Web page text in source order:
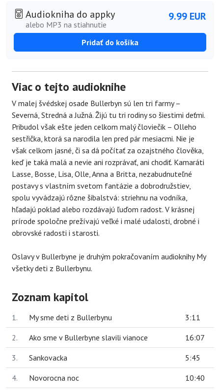
Audiokniha do appky
alebo MP3 na stiahnutie
9.99 EUR
Pridať do košíka
Viac o tejto audioknihe
V malej švédskej osade Bullerbyn sú len tri farmy –
Severná, Stredná a Južná. Žijú tu tri rodiny so šiestimi deťmi.
Pribudol však ešte jeden celkom malý človiečik – Olleho
sestřička, ktorá sa narodila len pred pár mesiacmi. Nie je
však celkom jasné, či sa dá počítať za ozajstného člověka,
keď je taká malá a nevie ani rozprávať, ani chodiť. Kamaráti
Lasse, Bosse, Lisa, Olle, Anna a Britta, nezabudnuteľné
postavy s vlastním svetom fantázie a dobrodružstiev,
spolu vyvádzajú rôzne šibalstvá: striehnu na vodníka,
hľadajú poklad alebo rozdávajú ľuďom radost. V krásnej
prírode spoločne prežívajú veľké i malé udalosti, drobné i
obrovské radosti i starosti.
Oslavy v Bullerbyne je druhým pokračovaním audioknihy My
všetky deti z Bullerbynu.
Zoznam kapitol
1. My sme deti z Bullerbynu 3:11
2. Ako sme v Bullerbyne slavili vianoce 16:07
3. Sankovacka 5:45
4. Novorocna noc 10:40